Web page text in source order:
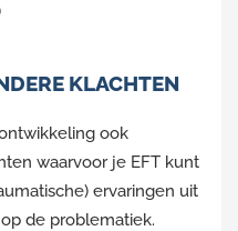
KLACHTEN
ook
waarvoor je EFT kunt
ervaringen uit
de problematiek.